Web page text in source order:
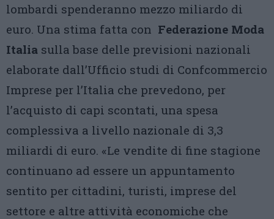
lombardi spenderanno mezzo miliardo di
euro. Una stima fatta con Federazione Moda
Italia sulla base delle previsioni nazionali
elaborate dall’Ufficio studi di Confcommercio
Imprese per l’Italia che prevedono, per
l’acquisto di capi scontati, una spesa
complessiva a livello nazionale di 3,3
miliardi di euro. «Le vendite di fine stagione
continuano ad essere un appuntamento
sentito per cittadini, turisti, imprese del
settore e altre attività economiche che